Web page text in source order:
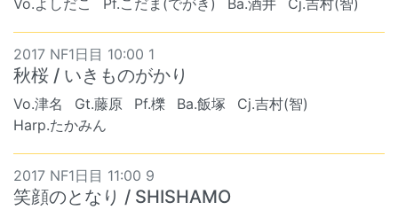
Vo.よしだこ Pf.こだま(でがき) Ba.酒井 Cj.吉村(智)
2017 NF1日目 10:00 1
秋桜 / いきものがかり
Vo.津名 Gt.藤原 Pf.櫟 Ba.飯塚
Cj.吉村(智)
Harp.たかみん
2017 NF1日目 11:00 9
笑顔のとなり / SHISHAMO